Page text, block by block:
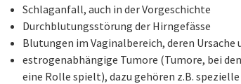
Schlaganfall, auch in der Vorgeschichte
Durchblutungsstörung der Hirngefässe
Blutungen im Vaginalbereich, deren
estrogenabhängige Tumore (Tumore, bei
eine Rolle spielt), dazu gehören z.B.